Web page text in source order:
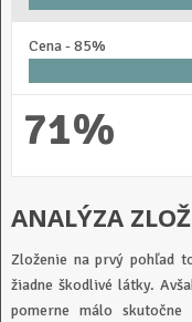
Cena -85%
71%
ANALÝZA
Zloženie na prvý pohľad
žiadne škodlivé látky.
pomerne málo